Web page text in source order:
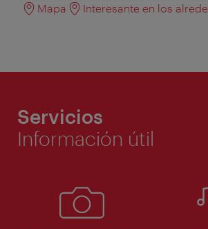
Mapa
Interesante en los
Servicios
Información útil